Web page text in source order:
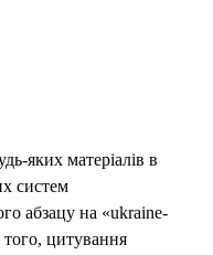
яких матеріалів в
систем
абзацу на «ukraine-
цитування